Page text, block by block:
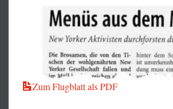
Zum Flugblatt als PDF